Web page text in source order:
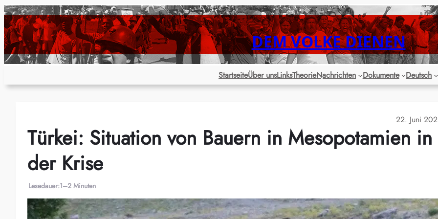
Zum
Inhalt
springen
DEM VOLKE DIENEN
StartseiteÜber unsLinksTheorieNachrichten Dokumente Deutsch
22. Juni
Türkei: Situation von Bauern in Mesopotamien in
der Krise
Lesedauer:1–2 Minuten